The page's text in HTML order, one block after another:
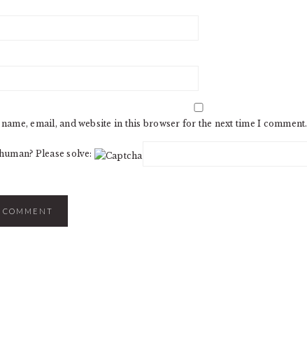
name, email, and website in this browser for the next time I comment.
Please solve: